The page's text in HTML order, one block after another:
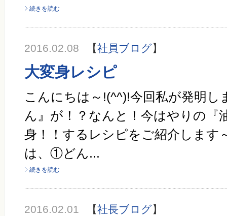
続きを読む
2016.02.08 【社員ブログ】
大変身レシピ
こんにちは～!(^^)!今回私が発明
ん』が！？なんと！今はやりの『
身！！するレシピをご紹介しま
は、①どん...
続きを読む
2016.02.01 【社長ブログ】